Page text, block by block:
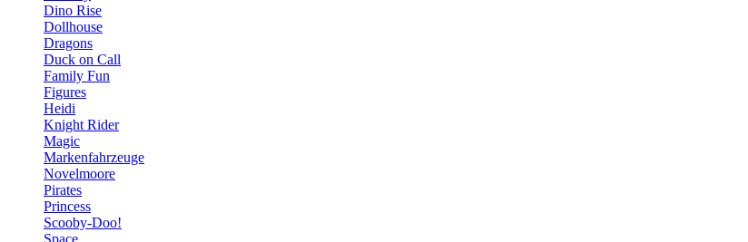
Dino Rise
Dollhouse
Dragons
Duck on Call
Family Fun
Figures
Heidi
Knight Rider
Magic
Markenfahrzeuge
Novelmoore
Pirates
Princess
Scooby-Doo!
Space